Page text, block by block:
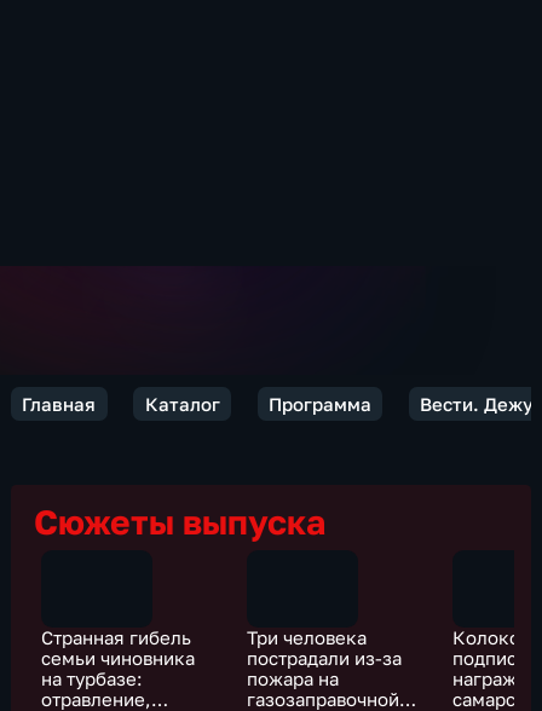
Главная Каталог Программа Вести.
Сюжеты выпуска
Странная гибель
семьи чиновника
на турбазе:
отравление,
Три человека
пострадали из-за
пожара на
газозаправочной